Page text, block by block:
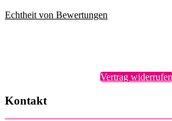
Echtheit von Bewertungen
Vertrag widerrufen
Kontakt